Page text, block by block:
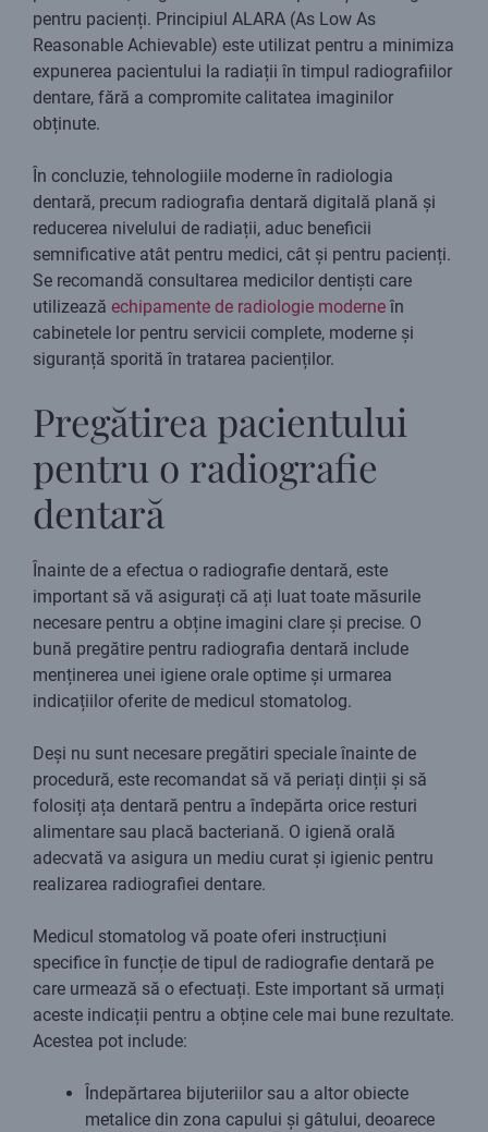
pentru pacienți. Principiul ALARA (As Low As
Reasonable Achievable) este utilizat pentru a minimiza
expunerea pacientului la radiații în timpul radiografiilor
dentare, fără a compromite calitatea imaginilor
obținute.
În concluzie, tehnologiile moderne în radiologia
dentară, precum radiografia dentară digitală plană și
reducerea nivelului de radiații, aduc beneficii
semnificative atât pentru medici, cât și pentru pacienți.
Se recomandă consultarea medicilor dentiști care
utilizează echipamente de radiologie moderne în
cabinetele lor pentru servicii complete, moderne și
siguranță sporită în tratarea pacienților.
Pregătirea pacientului
pentru o radiografie
dentară
Înainte de a efectua o radiografie dentară, este
important să vă asigurați că ați luat toate măsurile
necesare pentru a obține imagini clare și precise. O
bună pregătire pentru radiografia dentară include
menținerea unei igiene orale optime și urmarea
indicațiilor oferite de medicul stomatolog.
Deși nu sunt necesare pregătiri speciale înainte de
procedură, este recomandat să vă periați dinții și să
folosiți ața dentară pentru a îndepărta orice resturi
alimentare sau placă bacteriană. O igienă orală
adecvată va asigura un mediu curat și igienic pentru
realizarea radiografiei dentare.
Medicul stomatolog vă poate oferi instrucțiuni
specifice în funcție de tipul de radiografie dentară pe
care urmează să o efectuați. Este important să urmați
aceste indicații pentru a obține cele mai bune rezultate.
Acestea pot include:
Îndepărtarea bijuteriilor sau a altor obiecte
metalice din zona capului și gâtului, deoarece